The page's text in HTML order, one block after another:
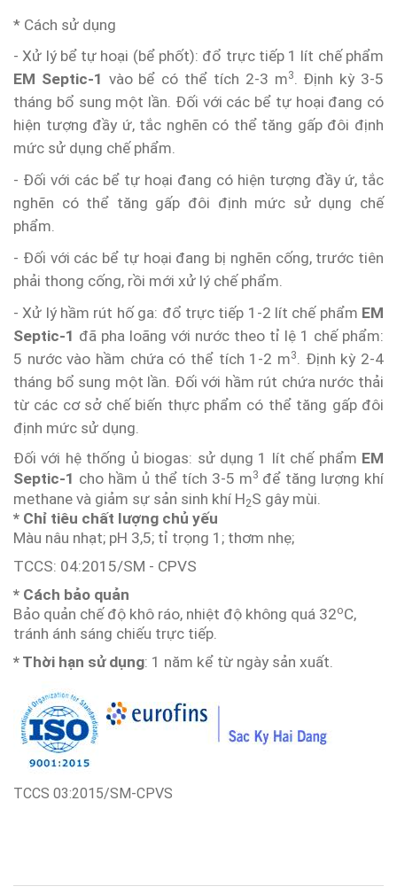
* Cách sử dụng
- Xử lý bể tự hoại (bể phốt): đổ trực tiếp 1 lít chế phẩm
EM Septic-1 vào bể có thể tích 2-3 m3. Định kỳ 3-5
tháng bổ sung một lần. Đối với các bể tự hoại đang có
hiện tượng đầy ứ, tắc nghẽn có thể tăng gấp đôi định
mức sử dụng chế phẩm.
- Đối với các bể tự hoại đang có hiện tượng đầy ứ, tắc
nghẽn có thể tăng gấp đôi định mức sử dụng chế
phẩm.
- Đối với các bể tự hoại đang bị nghẽn cống, trước tiên
phải thong cống, rồi mới xử lý chế phẩm.
- Xử lý hầm rút hố ga: đổ trực tiếp 1-2 lít chế phẩm EM
Septic-1 đã pha loãng với nước theo tỉ lệ 1 chế phẩm:
5 nước vào hầm chứa có thể tích 1-2 m3. Định kỳ 2-4
tháng bổ sung một lần. Đối với hầm rút chứa nước thải
từ các cơ sở chế biến thực phẩm có thể tăng gấp đôi
định mức sử dụng.
Đối với hệ thống ủ biogas: sử dụng 1 lít chế phẩm EM
Septic-1 cho hầm ủ thể tích 3-5 m3 để tăng lượng khí
methane và giảm sự sản sinh khí H2S gây mùi.
* Chỉ tiêu chất lượng chủ yếu
Màu nâu nhạt; pH 3,5; tỉ trọng 1; thơm nhẹ;
TCCS: 04:2015/SM - CPVS
* Cách bảo quản
Bảo quản chế độ khô ráo, nhiệt độ không quá 32oC,
tránh ánh sáng chiếu trực tiếp.
* Thời hạn sử dụng: 1 năm kể từ ngày sản xuất.
TCCS 03:2015/SM-CPVS